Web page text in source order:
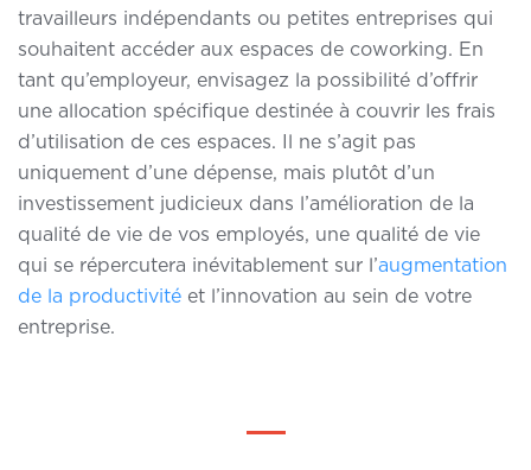
travailleurs indépendants ou petites entreprises qui
souhaitent accéder aux espaces de coworking. En
tant qu’employeur, envisagez la possibilité d’offrir
une allocation spécifique destinée à couvrir les frais
d’utilisation de ces espaces. Il ne s’agit pas
uniquement d’une dépense, mais plutôt d’un
investissement judicieux dans l’amélioration de la
qualité de vie de vos employés, une qualité de vie
qui se répercutera inévitablement sur l’augmentation
de la productivité et l’innovation au sein de votre
entreprise.